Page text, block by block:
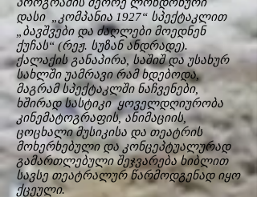
დასი „კომპანია 1927“ სპექტაკლით
„ბავშვები და ძაღლები მოედნენ
ქუჩას“ (რეჟ. სუზან ანდრადე).
ქალაქის განაპირა, საშიშ და უსახურ
სახლში უამრავი რამ ხდებოდა,
მაგრამ სპექტაკლში ნაჩვენები,
ხშირად სასტიკი ყოველდღიურობა
კინემატოგრაფის, ანიმაციის,
ცოცხალი მუსიკისა და თეატრის
მოხერხებული და კონცეპტუალურად
გამართლებული შეჯვარება ხიბლით
სავსე თეატრალურ წარმოდგენად იყო
ქცეული.